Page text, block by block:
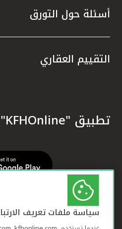
أسئلة حول التورق
التقييم العقاري
تطبيق "KFHOnline" للهواتف الذكية
سياسة ملفات تعريف